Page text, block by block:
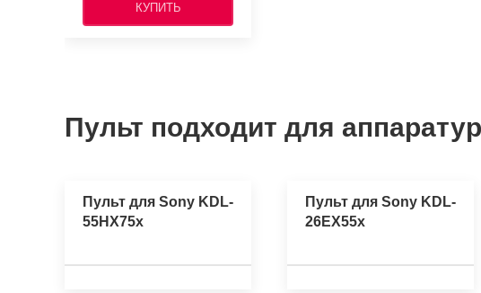
КУПИТЬ
Пульт подходит для
Пульт для Sony KDL-
55HX75x
Пульт для Sony KDL-
26EX55x